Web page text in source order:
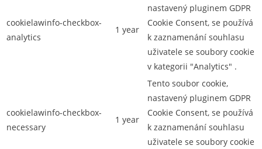
cookielawinfo-checkbox-
analytics
1 year
nastavený pluginem GDPR
Cookie Consent, se používá
k zaznamenání souhlasu
uživatele se soubory cookie
v kategorii "Analytics" .
cookielawinfo-checkbox-
necessary
1 year
Tento soubor cookie,
nastavený pluginem GDPR
Cookie Consent, se používá
k zaznamenání souhlasu
uživatele se soubory cookie